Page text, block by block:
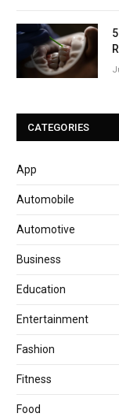
CATEGORIES
App
Automobile
Automotive
Business
Education
Entertainment
Fashion
Fitness
Food